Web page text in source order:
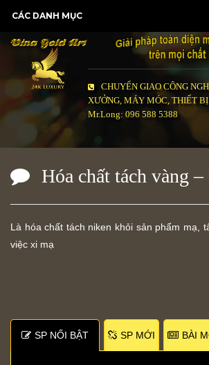
CÁC DANH MỤC
CHUYỂN GIAO CÔNG
XƯỞNG, MÁY MÓC, THIẾT
Mr.Long: 096 588 5388
Hóa chất tách vàng
Là hóa chất tách niken khỏi sản phẩm mạ,
việc xi mạ
SP NỐI BẬT SP MỚI BÀI